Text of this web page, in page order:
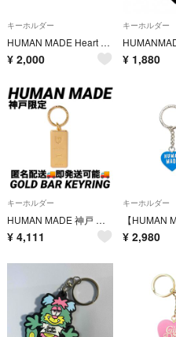
キーホルダー
HUMAN MADE Heart Carabiner "Silver"
¥ 2,000
キーホルダー
¥ 1,880
キーホルダー
HUMAN MADE 神戸 限定GOLD BAR KEYRING
¥ 4,111
キーホルダー
¥ 2,980